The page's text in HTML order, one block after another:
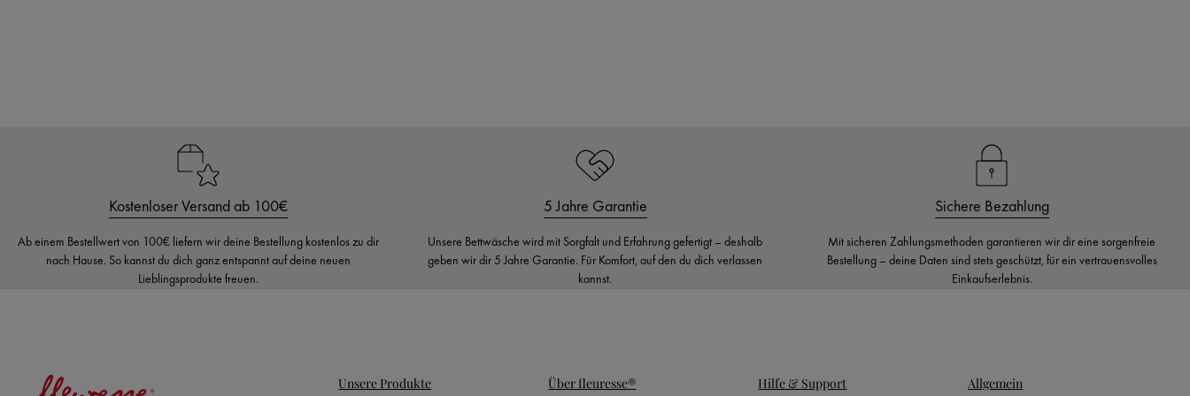
Kostenloser Versand ab 100€
Ab einem Bestellwert von 100€ liefern wir deine Bestellung kostenlos zu dir
nach Hause. So kannst du dich ganz entspannt auf deine neuen
Lieblingsprodukte freuen.
5 Jahre Garantie
Unsere Bettwäsche wird mit Sorgfalt und Erfahrung gefertigt – deshalb
geben wir dir 5 Jahre Garantie. Für Komfort, auf den du dich verlassen
kannst.
Sichere Bezahlung
Mit sicheren Zahlungsmethoden garantieren wir dir eine sorgenfreie
Bestellung – deine Daten sind stets geschützt, für ein vertrauensvolles
Einkaufserlebnis.
Unsere Produkte Über fleuresse® Hilfe & Support Allgemein